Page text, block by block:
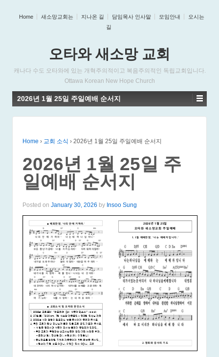
Home 새소망교회는 지나온 길 담임목사 인사말 모임안내
오시는
길
오타와 새소망 교회
캐나다 수도 오타와에 있는 개혁주의적이고 복음주의적인 독립교회입니다.
Ottawa Korean New Hope Church
2026년 1월 25일 주일예배 순서지
Home › 교회 소식 › 2026년 1월 25일 주일예배 순서지
2026년 1월 25일 주
일예배 순서지
Posted on January 30, 2026 by Insoo Sung